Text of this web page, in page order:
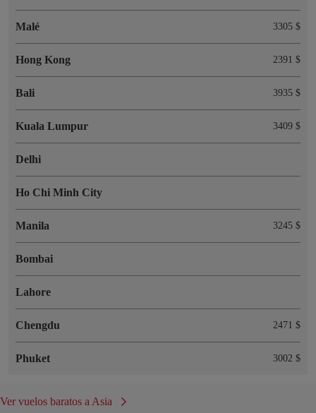
Malé 3305 $
Hong Kong 2391 $
Bali 3935 $
Kuala Lumpur 3409 $
Delhi
Ho Chi Minh City
Manila 3245 $
Bombai
Lahore
Chengdu 2471 $
Phuket 3002 $
Ver vuelos baratos a Asia